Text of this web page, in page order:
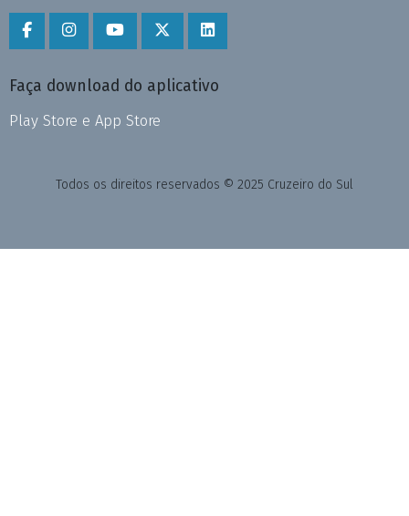
Faça download do aplicativo
Play Store e App Store
Todos os direitos reservados © 2025 Cruzeiro do Sul